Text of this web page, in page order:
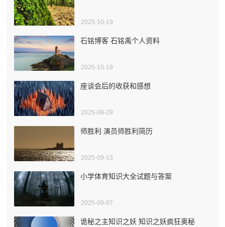
2025-10-19
石铭博客 石铭禹个人资料
2025-10-19
座谈会后的收获和感想
2025-09-29
师胜利 演员师胜利简历
2025-09-13
小学体育知识大全试题与答案
2025-09-07
诡秘之主知识之妖 知识之妖疯狂奥秘